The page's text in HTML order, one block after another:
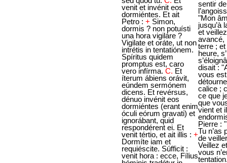
venit et invénit eos
dormiéntes. Et ait
Petro : + Simon,
dormis ? non potuísti
una hora vigiláre ?
Vigilate et oráte, ut non
intrétis in tentatiónem.
Spíritus quidem
promptus est, caro
vero infírma. C. Et
íterum ábiens orávit,
eúndem sermónem
dicens. Et revérsus,
dénuo invénit eos
dormiéntes (erant enim
óculi eórum gravati) et
ignorábant, quid
respondérent ei. Et
venit tértio, et ait illis : +
Dormíte iam et
requiéscite. Súfficit :
venit hora : ecce, Fílius